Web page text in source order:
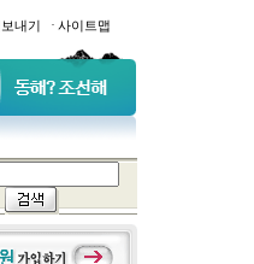
내기 · 사이트맵